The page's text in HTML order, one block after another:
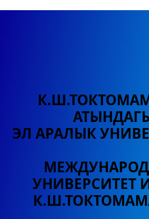
ЭЛ АРАЛЫК
УНИВЕРСИТЕТ